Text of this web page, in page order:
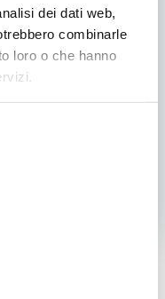
dei dati web,
combinarle
loro o che hanno